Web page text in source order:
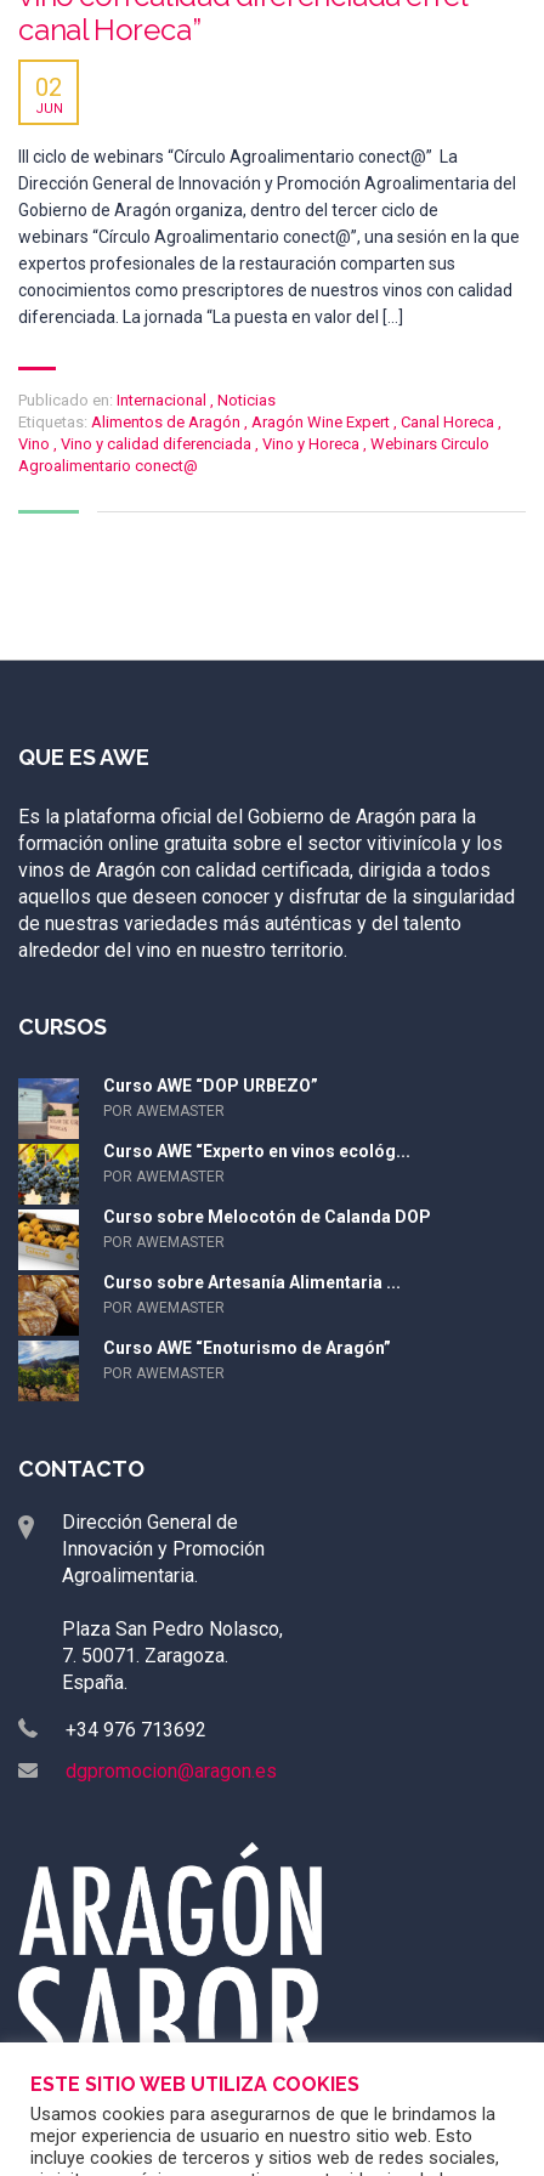
canal Horeca”
02
JUN
III ciclo de webinars “Círculo Agroalimentario conect@” La
Dirección General de Innovación y Promoción Agroalimentaria del
Gobierno de Aragón organiza, dentro del tercer ciclo de
webinars “Círculo Agroalimentario conect@”, una sesión en la que
expertos profesionales de la restauración comparten sus
conocimientos como prescriptores de nuestros vinos con calidad
diferenciada. La jornada “La puesta en valor del […]
Publicado en: Internacional , Noticias
Etiquetas: Alimentos de Aragón , Aragón Wine Expert , Canal Horeca ,
Vino , Vino y calidad diferenciada , Vino y Horeca , Webinars Circulo
Agroalimentario conect@
QUE ES AWE
Es la plataforma oficial del Gobierno de Aragón para la
formación online gratuita sobre el sector vitivinícola y los
vinos de Aragón con calidad certificada, dirigida a todos
aquellos que deseen conocer y disfrutar de la singularidad
de nuestras variedades más auténticas y del talento
alrededor del vino en nuestro territorio.
CURSOS
Curso AWE “DOP URBEZO”
POR AWEMASTER
Curso AWE “Experto en vinos ecológ...
POR AWEMASTER
Curso sobre Melocotón de Calanda DOP
POR AWEMASTER
Curso sobre Artesanía Alimentaria ...
POR AWEMASTER
Curso AWE “Enoturismo de Aragón”
POR AWEMASTER
CONTACTO
Dirección General de
Innovación y Promoción
Agroalimentaria.
Plaza San Pedro Nolasco,
7. 50071. Zaragoza.
España.
+34 976 713692
dgpromocion@aragon.es
ESTE SITIO WEB UTILIZA COOKIES
Usamos cookies para asegurarnos de que le brindamos la
mejor experiencia de usuario en nuestro sitio web. Esto
incluye cookies de terceros y sitios web de redes sociales,